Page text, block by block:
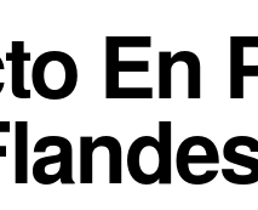
En